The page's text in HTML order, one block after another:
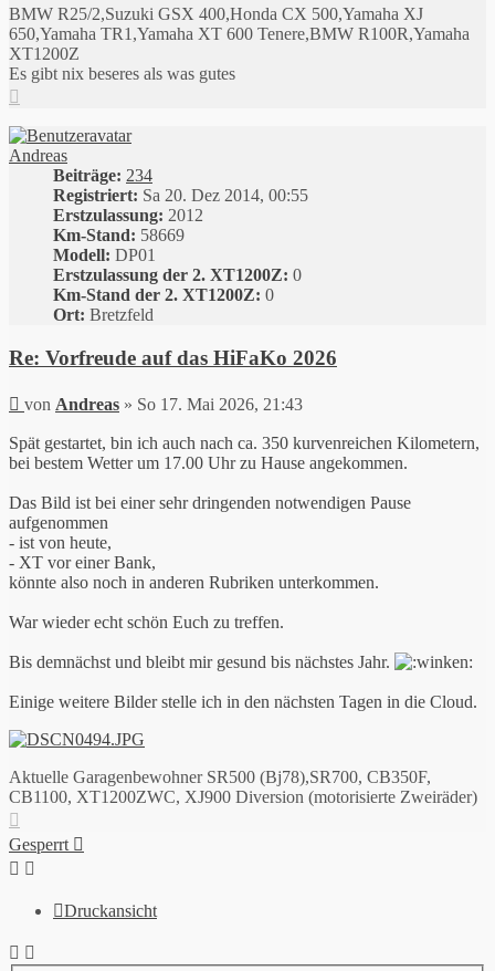
BMW R25/2,Suzuki GSX 400,Honda CX 500,Yamaha XJ
650,Yamaha TR1,Yamaha XT 600 Tenere,BMW R100R,Yamaha
XT1200Z
Es gibt nix beseres als was gutes
Andreas
Beiträge: 234
Registriert: Sa 20. Dez 2014, 00:55
Erstzulassung: 2012
Km-Stand: 58669
Modell: DP01
Erstzulassung der 2. XT1200Z: 0
Km-Stand der 2. XT1200Z: 0
Ort: Bretzfeld
Re: Vorfreude auf das HiFaKo 2026
Beitrag
von Andreas » So 17. Mai 2026, 21:43
Spät gestartet, bin ich auch nach ca. 350 kurvenreichen Kilometern,
bei bestem Wetter um 17.00 Uhr zu Hause angekommen.
Das Bild ist bei einer sehr dringenden notwendigen Pause
aufgenommen
- ist von heute,
- XT vor einer Bank,
könnte also noch in anderen Rubriken unterkommen.
War wieder echt schön Euch zu treffen.
Bis demnächst und bleibt mir gesund bis nächstes Jahr.
Einige weitere Bilder stelle ich in den nächsten Tagen in die Cloud.
Aktuelle Garagenbewohner SR500 (Bj78),SR700, CB350F,
CB1100, XT1200ZWC, XJ900 Diversion (motorisierte Zweiräder)
oben
Gesperrt
Druckansicht